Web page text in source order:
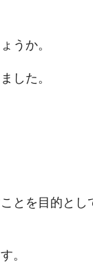
うか。
した。
とを目的とし
。